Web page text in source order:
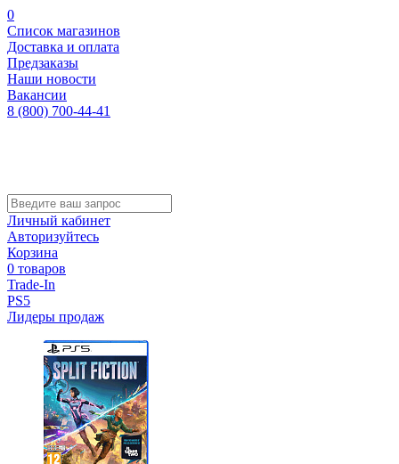
0
Список магазинов
Доставка и оплата
Предзаказы
Наши новости
Вакансии
8 (800) 700-44-41
Личный кабинет
Авторизуйтесь
Корзина
0 товаров
Trade-In
PS5
Лидеры продаж